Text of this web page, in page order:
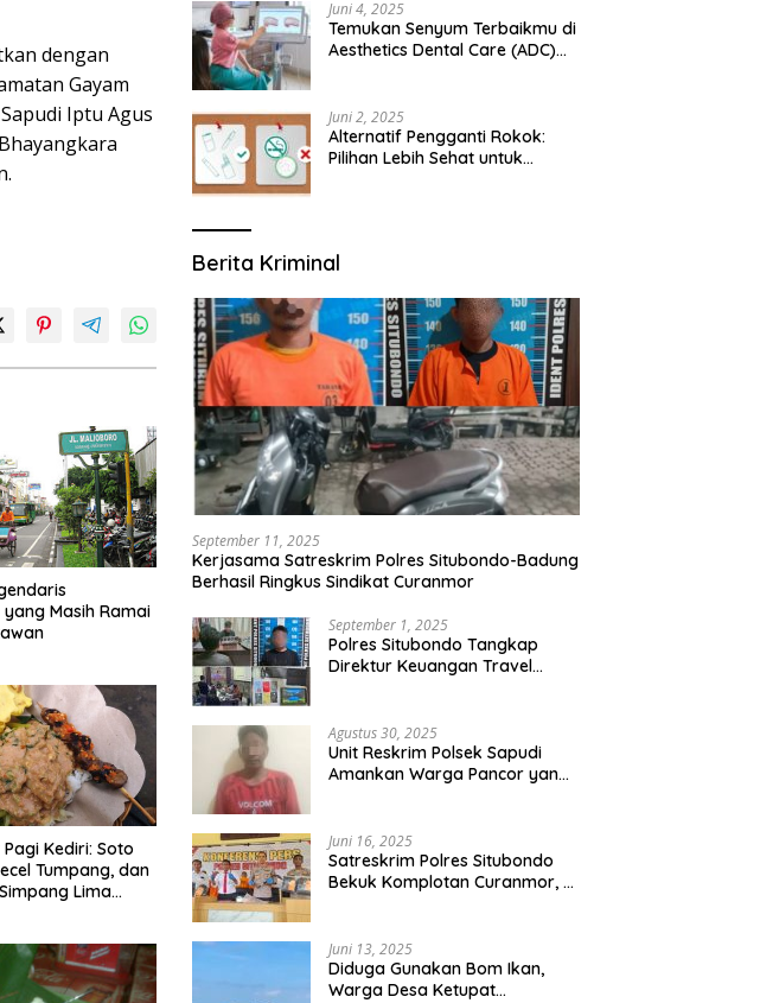
dengan
Gayam
Iptu Agus
Masih Ramai
Kediri: Soto
Tumpang, dan
Lima
Juni 4, 2025
Temukan Senyum Terbaikmu di
Aesthetics Dental Care (ADC)
Juni 2, 2025
Alternatif Pengganti Rokok:
Pilihan Lebih Sehat untuk
Berita Kriminal
September 11, 2025
Kerjasama Satreskrim Polres Situbondo-Badung
Berhasil Ringkus Sindikat Curanmor
September 1, 2025
Polres Situbondo Tangkap
Direktur Keuangan Travel
Agustus 30, 2025
Unit Reskrim Polsek Sapudi
Amankan Warga Pancor yang
Juni 16, 2025
Satreskrim Polres Situbondo
Bekuk Komplotan Curanmor, 9
Juni 13, 2025
Diduga Gunakan Bom Ikan,
Warga Desa Ketupat